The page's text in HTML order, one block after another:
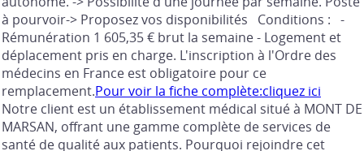
à pourvoir-> Proposez vos disponibilités Conditions : -
Rémunération 1 605,35 € brut la semaine - Logement et
déplacement pris en charge. L'inscription à l'Ordre des
médecins en France est obligatoire pour ce
remplacement.Pour voir la fiche complète:cliquez ici
Notre client est un établissement médical situé à MONT DE
MARSAN, offrant une gamme complète de services de
santé de qualité aux patients. Pourquoi rejoindre cet